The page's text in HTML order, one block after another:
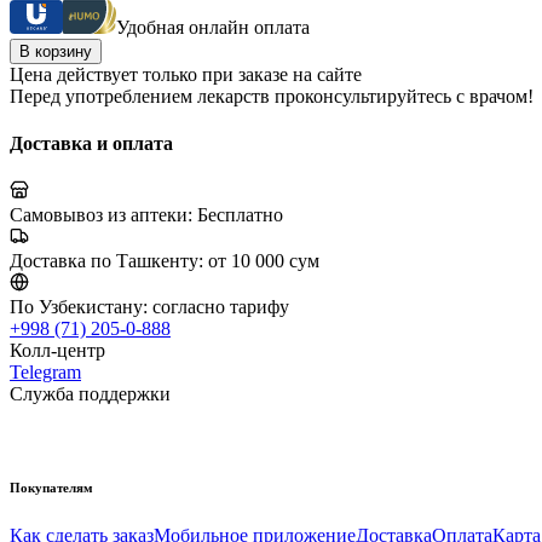
Удобная онлайн оплата
В корзину
Цена действует только при заказе на сайте
Перед употреблением лекарств проконсультируйтесь с врачом!
Доставка и оплата
Самовывоз из аптеки: Бесплатно
Доставка по Ташкенту: от 10 000 сум
По Узбекистану: согласно тарифу
+998 (71) 205-0-888
Колл-центр
Telegram
Служба поддержки
Покупателям
Как сделать заказМобильное приложениеДоставкаОплата